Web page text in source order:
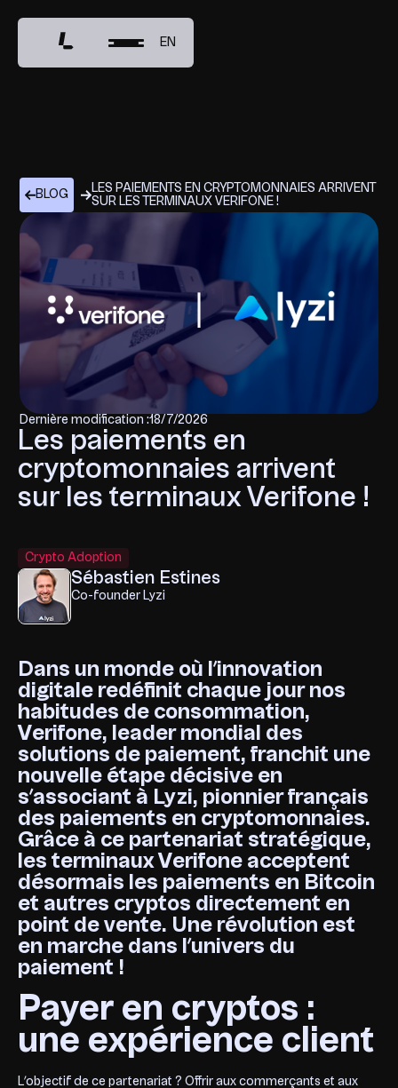
EN
BLOG
LES PAIEMENTS EN CRYPTOMONNAIES ARRIVENT
SUR LES TERMINAUX VERIFONE !
Dernière modification :18/7/2026
Les paiements en
cryptomonnaies arrivent
sur les terminaux Verifone !
Crypto Adoption
Sébastien Estines
Co-founder Lyzi
Dans un monde où l’innovation
digitale redéfinit chaque jour nos
habitudes de consommation,
Verifone, leader mondial des
solutions de paiement, franchit une
nouvelle étape décisive en
s’associant à Lyzi, pionnier français
des paiements en cryptomonnaies.
Grâce à ce partenariat stratégique,
les terminaux Verifone acceptent
désormais les paiements en Bitcoin
et autres cryptos directement en
point de vente. Une révolution est
en marche dans l’univers du
paiement !
Payer en cryptos :
une expérience client
L’objectif de ce partenariat ? Offrir aux commerçants et aux